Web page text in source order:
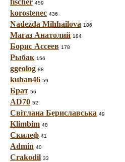
fischer 459
korostenec 436
Nadezda Mihhailova 186
Магаз Анатолий 184
Борис Ассеев 178
Рыбак 156
ggeolog 88
kuban46 59
Брат 56
AD70 52
Світлана Бериславська 49
Klimbim 48
Скилеф 41
Admin 40
Crakodil 33